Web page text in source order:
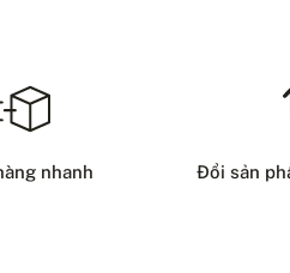
VẬN CHUYỂN – THANH TOÁN BẰNG THẺ
nhanh Đổi sản